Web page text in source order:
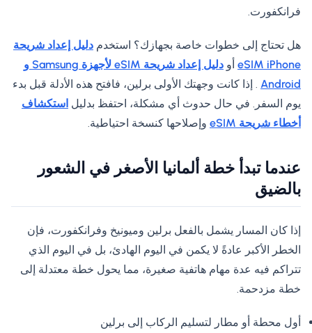
فرانكفورت.
هل تحتاج إلى خطوات خاصة بجهازك؟ استخدم دليل إعداد شريحة
eSIM iPhone أو
دليل إعداد شريحة eSIM لأجهزة Samsung و
Android . إذا كانت وجهتك الأولى برلين، فافتح هذه الأدلة قبل بدء
يوم السفر. في حال حدوث أي مشكلة، احتفظ بدليل استكشاف
أخطاء شريحة eSIM
وإصلاحها كنسخة احتياطية.
عندما تبدأ خطة ألمانيا الأصغر في الشعور
بالضيق
إذا كان المسار يشمل بالفعل برلين وميونيخ وفرانكفورت، فإن
الخطر الأكبر عادةً لا يكمن في اليوم الهادئ، بل في اليوم الذي
تتراكم فيه عدة مهام هاتفية صغيرة، مما يحول خطة معتدلة إلى
خطة مزدحمة.
أول محطة أو مطار لتسليم الركاب إلى برلين